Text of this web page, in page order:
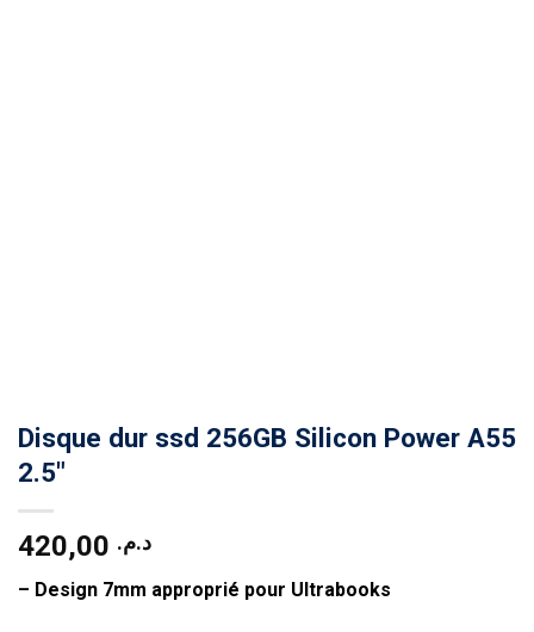
Disque dur ssd 256GB Silicon Power A55
2.5″
د.م.
– Design 7mm approprié pour Ultrabooks